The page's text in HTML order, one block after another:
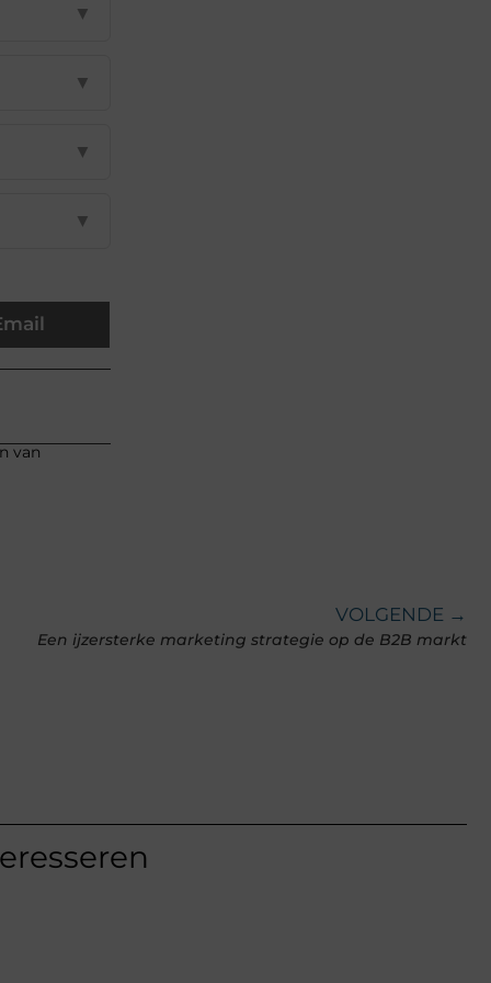
▼
▼
▼
▼
van
VOLGENDE →
Een ijzersterke marketing strategie op de B2B markt